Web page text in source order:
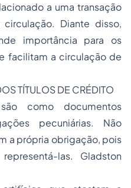
a uma transação
Diante disso,
importância para os
facilitam a circulação de
TÍTULOS DE CRÉDITO
como documentos
pecuniárias. Não
a própria obrigação, pois
las. Gladston